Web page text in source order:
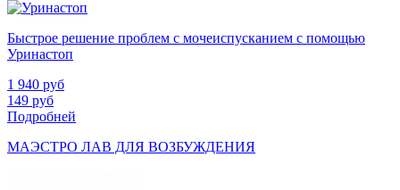
Быстрое решение проблем с мочеиспусканием с помощью
Уринастоп
1 940 руб
149 руб
Подробней
МАЭСТРО ЛАВ ДЛЯ ВОЗБУЖДЕНИЯ